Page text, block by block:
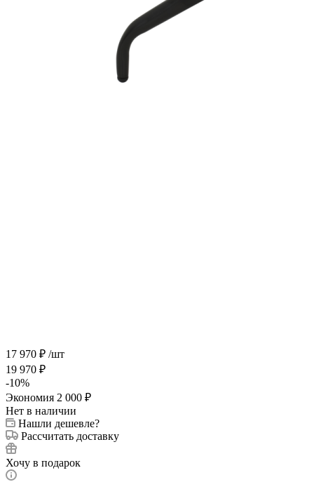
17 970 ₽ /шт
19 970 ₽
-10%
Экономия 2 000 ₽
Нет в наличии
Нашли дешевле?
Рассчитать доставку
Хочу в подарок